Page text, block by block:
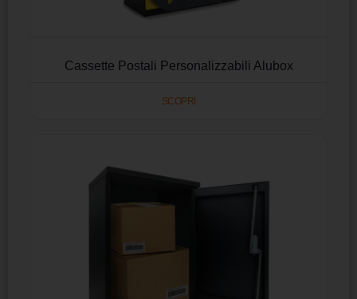
Cassette Postali Personalizzabili Alubox
SCOPRI